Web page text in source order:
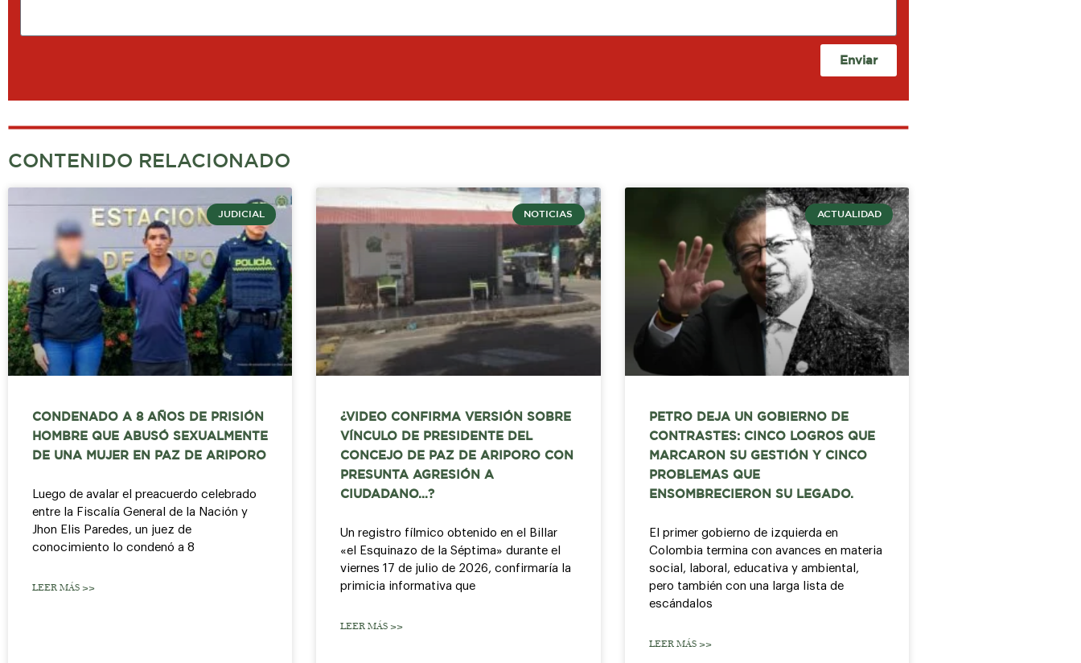
Enviar
CONTENIDO RELACIONADO
JUDICIAL
CONDENADO A 8 AÑOS DE PRISIÓN
HOMBRE QUE ABUSÓ SEXUALMENTE
DE UNA MUJER EN PAZ DE ARIPORO
Luego de avalar el preacuerdo celebrado
entre la Fiscalía General de la Nación y
Jhon Elis Paredes, un juez de
conocimiento lo condenó a 8
LEER MÁS >>
NOTICIAS
¿VIDEO CONFIRMA VERSIÓN SOBRE
VÍNCULO DE PRESIDENTE DEL
CONCEJO DE PAZ DE ARIPORO CON
PRESUNTA AGRESIÓN A
CIUDADANO…?
Un registro fílmico obtenido en el Billar
«el Esquinazo de la Séptima» durante el
viernes 17 de julio de 2026, confirmaría la
primicia informativa que
LEER MÁS >>
ACTUALIDAD
PETRO DEJA UN GOBIERNO DE
CONTRASTES: CINCO LOGROS QUE
MARCARON SU GESTIÓN Y CINCO
PROBLEMAS QUE
ENSOMBRECIERON SU LEGADO.
El primer gobierno de izquierda en
Colombia termina con avances en materia
social, laboral, educativa y ambiental,
pero también con una larga lista de
escándalos
LEER MÁS >>